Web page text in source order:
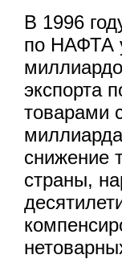
В 1996
по НАФТА
экспорта
товарами
снижение
страны,